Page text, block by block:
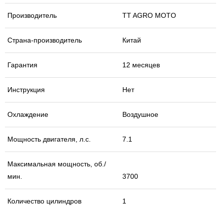
Производитель TT AGRO MOTO
Страна-производитель Китай
Гарантия 12 месяцев
Инструкция Нет
Охлаждение Воздушное
Мощность двигателя, л.с. 7.1
Максимальная мощность, об./
мин.
3700
Количество цилиндров 1